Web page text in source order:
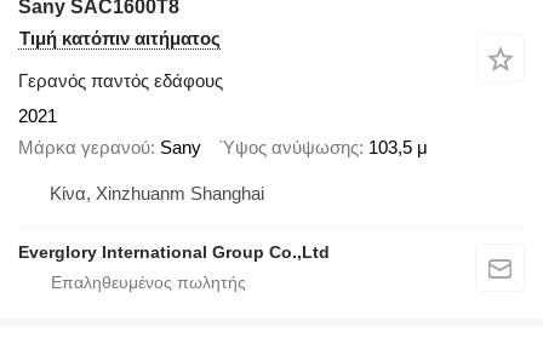
Sany SAC1600T8
Τιμή κατόπιν αιτήματος
Γερανός παντός εδάφους
2021
Μάρκα γερανού Sany Ύψος ανύψωσης 103,5 μ
Κίνα, Xinzhuanm Shanghai
Everglory International Group Co.,Ltd